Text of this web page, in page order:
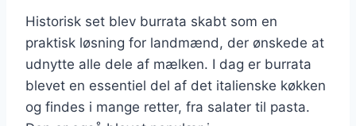
Historisk set blev burrata skabt som en
praktisk løsning for landmænd, der ønskede at
udnytte alle dele af mælken. I dag er burrata
blevet en essentiel del af det italienske køkken
og findes i mange retter, fra salater til pasta.